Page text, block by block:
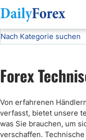
DF Technische Analyse
Nach Kategorie suchen
Forex
Von erfahrenen
verfasst, bietet unsere
was Sie brauchen, um
verschaffen.